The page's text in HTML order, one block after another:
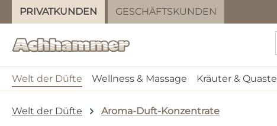
Hauptinhalt springen
Zur Suche springen
Zur Hauptnavigation springen
PRIVATKUNDEN GESCHÄFTSKUNDEN
Welt der Düfte Wellness & Massage Kräuter & Quaste
Welt der Düfte Aroma-Duft-Konzentrate